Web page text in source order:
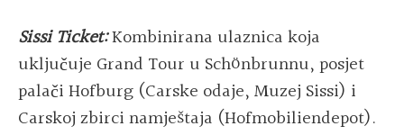
Sissi Ticket:Kombinirana ulaznica koja
uključuje Grand Tour u Schönbrunnu, posjet
palači Hofburg (Carske odaje, Muzej Sissi) i
Carskoj zbirci namještaja (Hofmobiliendepot).